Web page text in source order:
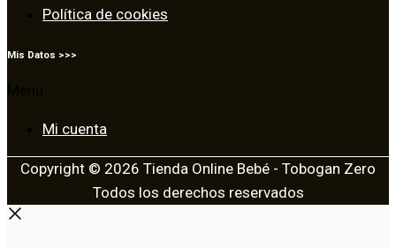
Política de cookies
Mis Datos >>>
Mi cuenta
Copyright © 2026 Tienda Online Bebé - Tobogan Zero
Todos los derechos reservados